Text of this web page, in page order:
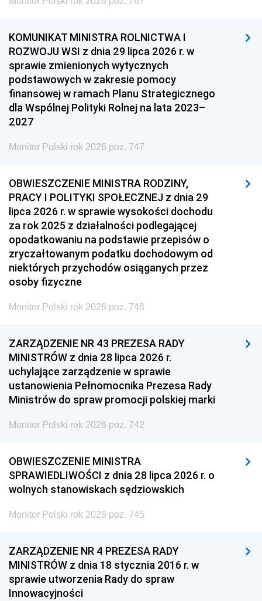
KOMUNIKAT MINISTRA ROLNICTWA I
ROZWOJU WSI z dnia 29 lipca 2026 r. w
sprawie zmienionych wytycznych
podstawowych w zakresie pomocy
finansowej w ramach Planu Strategicznego
dla Wspólnej Polityki Rolnej na lata 2023–
2027
Monitor Polski rok 2026 poz. 747
OBWIESZCZENIE MINISTRA RODZINY,
PRACY I POLITYKI SPOŁECZNEJ z dnia 29
lipca 2026 r. w sprawie wysokości dochodu
za rok 2025 z działalności podlegającej
opodatkowaniu na podstawie przepisów o
zryczałtowanym podatku dochodowym od
niektórych przychodów osiąganych przez
osoby fizyczne
Monitor Polski rok 2026 poz. 748
ZARZĄDZENIE NR 43 PREZESA RADY
MINISTRÓW z dnia 28 lipca 2026 r.
uchylające zarządzenie w sprawie
ustanowienia Pełnomocnika Prezesa Rady
Ministrów do spraw promocji polskiej marki
Monitor Polski rok 2026 poz. 742
OBWIESZCZENIE MINISTRA
SPRAWIEDLIWOŚCI z dnia 28 lipca 2026 r. o
wolnych stanowiskach sędziowskich
Monitor Polski rok 2026 poz. 745
ZARZĄDZENIE NR 4 PREZESA RADY
MINISTRÓW z dnia 18 stycznia 2016 r. w
sprawie utworzenia Rady do spraw
Innowacyjności